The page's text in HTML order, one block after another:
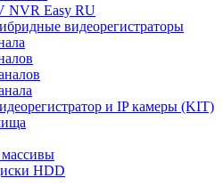
NVR Easy RU
видеорегистраторы
и IP камеры (KIT)
HDD